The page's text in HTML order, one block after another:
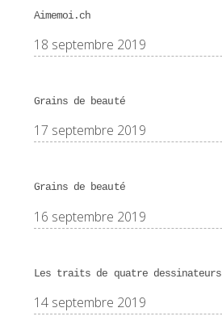
Aimemoi.ch
18 septembre 2019
Grains de beauté
17 septembre 2019
Grains de beauté
16 septembre 2019
Les traits de quatre dessinateurs
14 septembre 2019